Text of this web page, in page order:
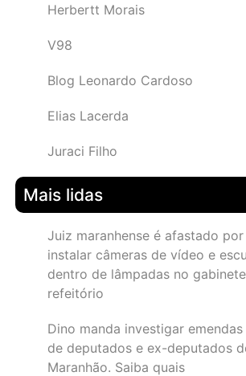
Herbertt Morais
V98
Blog Leonardo Cardoso
Elias Lacerda
Juraci Filho
Mais lidas
Juiz maranhense é afastado por
instalar câmeras de vídeo e
dentro de lâmpadas no
refeitório
Dino manda investigar emendas
de deputados e ex-deputados
Maranhão. Saiba quais